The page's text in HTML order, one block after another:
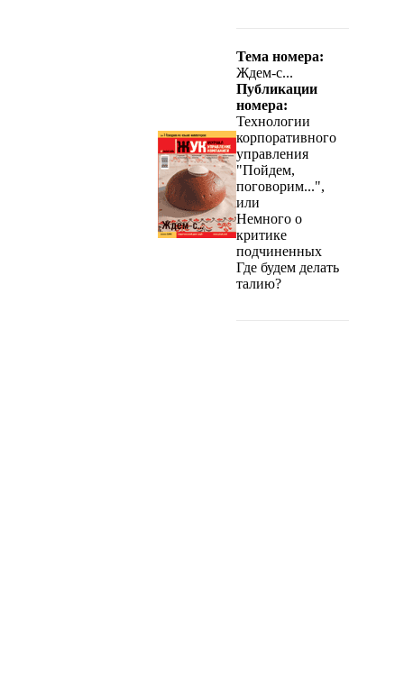
Тема номера:
Ждем-с...
Публикации
номера:
Технологии
корпоративного
управления
"Пойдем,
поговорим...",
или
Немного о
критике
подчиненных
Где будем делать
талию?